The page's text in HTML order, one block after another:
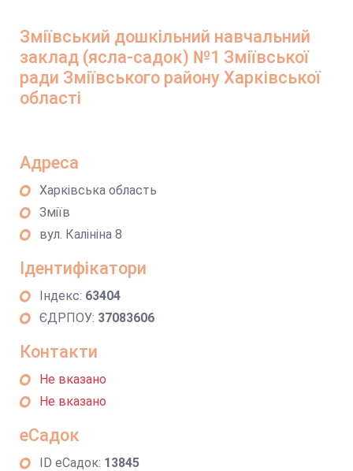
Зміївський дошкільний навчальний
заклад (ясла-садок) №1 Зміївської
ради Зміївського району Харківської
області
Адреса
Харківська область
Зміїв
вул. Калініна 8
Ідентифікатори
Індекс: 63404
ЄДРПОУ: 37083606
Контакти
Не вказано
Не вказано
еСадок
ID еСадок: 13845